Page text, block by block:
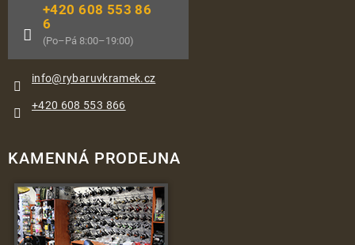
info@rybaruvkramek.cz
+420 608 553 86
6
(Po–Pá 8:00–19:00)
+420 608 553 866
KAMENNÁ PRODEJNA